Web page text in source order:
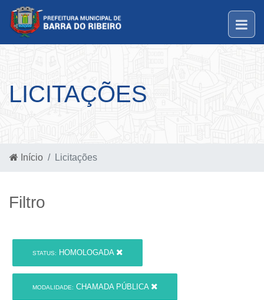
LICITAÇÕES
Início Licitações
Filtro
STATUS: HOMOLOGADA
MODALIDADE: CHAMADA PÚBLICA